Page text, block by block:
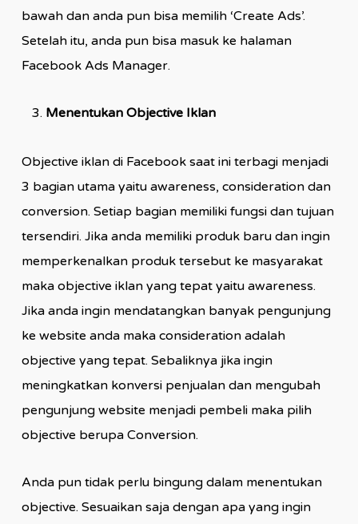
bawah dan anda pun bisa memilih ‘Create Ads’.
Setelah itu, anda pun bisa masuk ke halaman
Facebook Ads Manager.
Menentukan Objective Iklan
Objective iklan di Facebook saat ini terbagi menjadi
3 bagian utama yaitu awareness, consideration dan
conversion. Setiap bagian memiliki fungsi dan tujuan
tersendiri. Jika anda memiliki produk baru dan ingin
memperkenalkan produk tersebut ke masyarakat
maka objective iklan yang tepat yaitu awareness.
Jika anda ingin mendatangkan banyak pengunjung
ke website anda maka consideration adalah
objective yang tepat. Sebaliknya jika ingin
meningkatkan konversi penjualan dan mengubah
pengunjung website menjadi pembeli maka pilih
objective berupa Conversion.
Anda pun tidak perlu bingung dalam menentukan
objective. Sesuaikan saja dengan apa yang ingin